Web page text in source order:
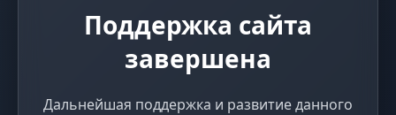
Поддержка сайта
завершена
Дальнейшая поддержка и развитие данного